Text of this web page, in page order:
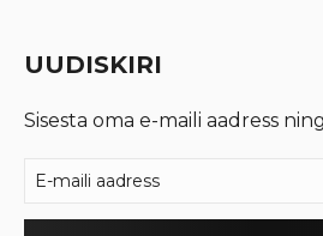
UUDISKIRI
Sisesta oma e-maili aadress